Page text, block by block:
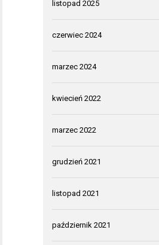
listopad 2025
czerwiec 2024
marzec 2024
kwiecień 2022
marzec 2022
grudzień 2021
listopad 2021
październik 2021